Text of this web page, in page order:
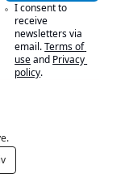
I consent to
receive
newsletters via
email.Terms of
useand Privacy
policy.